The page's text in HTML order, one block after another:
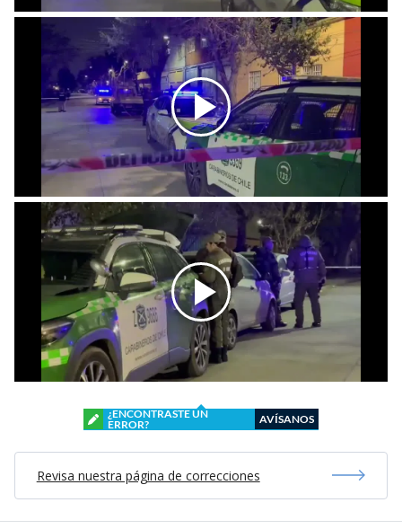
¿ENCONTRASTE UN
ERROR?
AVÍSANOS
Revisa nuestra página de correcciones